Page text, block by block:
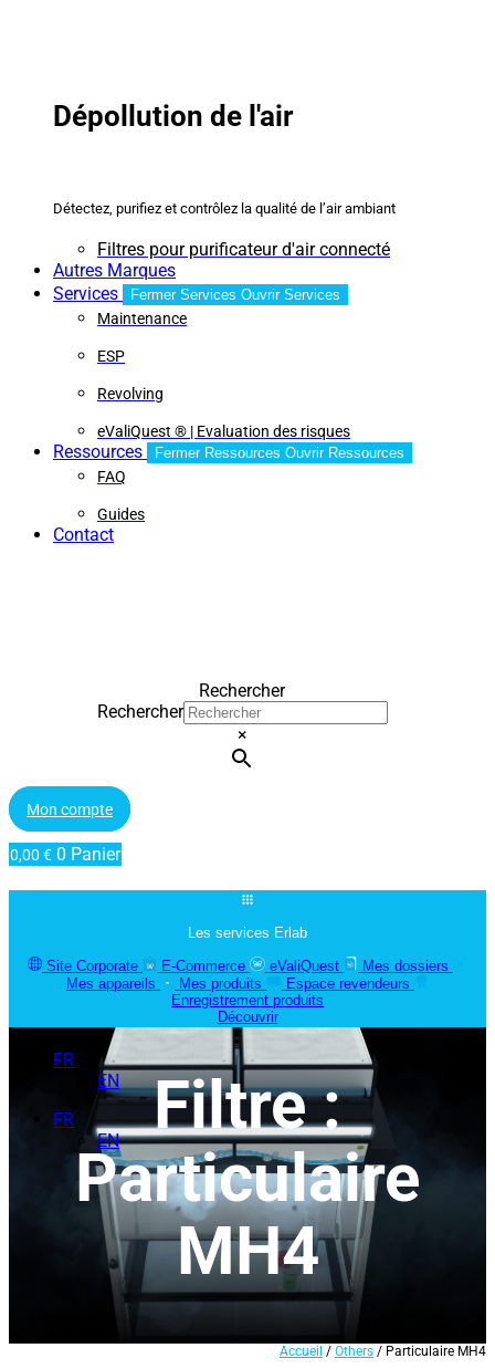
Dépollution de l'air
Détectez, purifiez et contrôlez la qualité de l’air ambiant
Filtres pour purificateur d'air connecté
Autres Marques
Services
Fermer Services Ouvrir Services
Maintenance
ESP
Revolving
eValiQuest ® | Evaluation des risques
Ressources Fermer Ressources Ouvrir Ressources
FAQ
Guides
Contact
Rechercher
Rechercher
×
Mon compte
0,00 € 0 Panier
Les services Erlab
Site Corporate
E-Commerce eValiQuest
Mes dossiers
Mes appareils
Mes produits
Espace revendeurs
Enregistrement produits
Découvrir
FR
EN
FR
EN
Filtre :
Particulaire
MH4
Accueil / Others / Particulaire MH4